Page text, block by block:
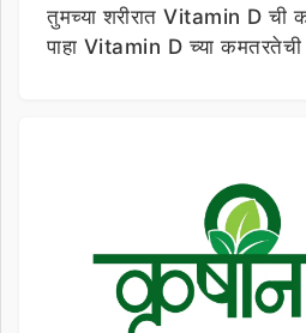
तुमच्या शरीरात Vitamin D ची
पाहा Vitamin D च्या कमतरतेची